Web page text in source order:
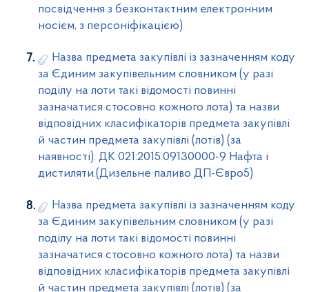
посвідчення з безконтактним електронним
носієм, з персоніфікацією)
Назва предмета закупівлі із зазначенням коду
за Єдиним закупівельним словником (у разі
поділу на лоти такі відомості повинні
зазначатися стосовно кожного лота) та назви
відповідних класифікаторів предмета закупівлі
й частин предмета закупівлі (лотів) (за
наявності): ДК 021:2015:09130000-9 Нафта і
дистиляти.(Дизельне паливо ДП-Євро5)
Назва предмета закупівлі із зазначенням коду
за Єдиним закупівельним словником (у разі
поділу на лоти такі відомості повинні
зазначатися стосовно кожного лота) та назви
відповідних класифікаторів предмета закупівлі
й частин предмета закупівлі (лотів) (за